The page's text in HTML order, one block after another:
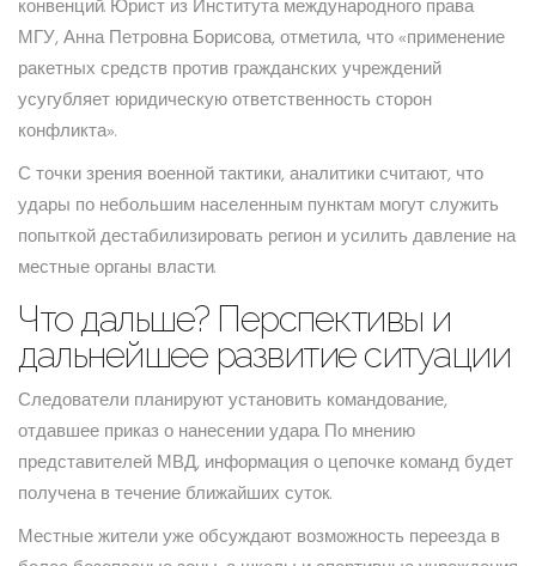
конвенций. Юрист из Института международного права
МГУ, Анна Петровна Борисова, отметила, что «применение
ракетных средств против гражданских учреждений
усугубляет юридическую ответственность сторон
конфликта».
С точки зрения военной тактики, аналитики считают, что
удары по небольшим населенным пунктам могут служить
попыткой дестабилизировать регион и усилить давление на
местные органы власти.
Что дальше? Перспективы и
дальнейшее развитие ситуации
Следователи планируют установить командование,
отдавшее приказ о нанесении удара. По мнению
представителей МВД, информация о цепочке команд будет
получена в течение ближайших суток.
Местные жители уже обсуждают возможность переезда в